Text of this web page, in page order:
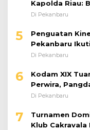
Kapolda Riau:
dengan Karya
Di Pekanbaru
5
Penguatan
Pekanbaru
Di Pekanbaru
6
Kodam XIX
Perwira,
Perkuat Kinerja
Di Pekanbaru
7
Turnamen
Klub Cakravala